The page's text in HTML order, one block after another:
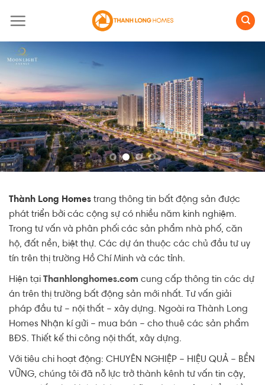
Thành Long Homes trang thông tin bất động sản được
phát triển bởi các cộng sự có nhiều năm kinh nghiệm.
Trong tư vấn và phân phối các sản phẩm nhà phố, căn
hộ, đất nền, biệt thự. Các dự án thuộc các chủ đầu tư uy
tín trên thị trường Hồ Chí Minh và các tỉnh.
Hiện tại Thanhlonghomes.com cung cấp thông tin các dự
án trên thị trường bất động sản mới nhất. Tư vấn giải
pháp đầu tư – nội thất – xây dựng. Ngoài ra Thành Long
Homes Nhận kí gửi – mua bán – cho thuê các sản phẩm
BĐS. Thiết kế thi công nội thất, xây dựng.
Với tiêu chi hoạt động: CHUYÊN NGHIỆP – HIỆU QUẢ – BỀN
VỮNG, chúng tôi đã nỗ lực trở thành kênh tư vấn tin cậy,